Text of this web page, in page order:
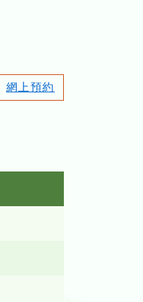
網上預約